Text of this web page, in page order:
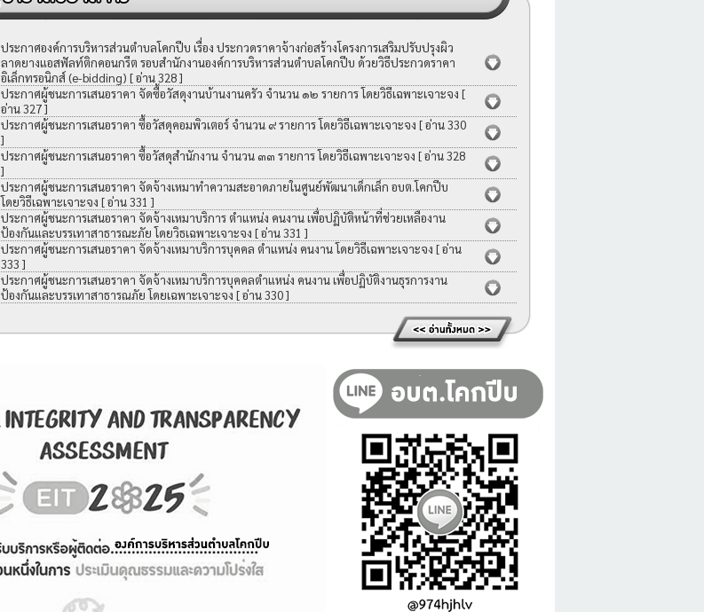
ประกาศองค์การบริหารส่วนตำบลโคกปีบ เรื่อง ประกวดราคาจ้างก่อสร้างโครงการเสริมปรับปรุงผิว
ลาดยางแอสฟัลท์ติกคอนกรีต รอบสำนักงานองค์การบริหารส่วนตำบลโคกปีบ ด้วยวิธีประกวดราคา
อิเล็กทรอนิกส์ (e-bidding) [ อ่าน 328 ]
ประกาศผู้ชนะการเสนอราคา จัดซื้อวัสดุงานบ้านงานครัว จำนวน ๑๒ รายการ โดยวิธีเฉพาะเจาะจง [
อ่าน 327 ]
ประกาศผู้ชนะการเสนอราคา ซื้อวัสดุคอมพิวเตอร์ จำนวน ๙ รายการ โดยวิธีเฉพาะเจาะจง [ อ่าน 330
]
ประกาศผู้ชนะการเสนอราคา ซื้อวัสดุสำนักงาน จำนวน ๓๓ รายการ โดยวิธีเฉพาะเจาะจง [ อ่าน 328
]
ประกาศผู้ชนะการเสนอราคา จัดจ้างเหมาทำความสะอาดภายในศูนย์พัฒนาเด็กเล็ก อบต.โคกปีบ
โดยวิธีเฉพาะเจาะจง [ อ่าน 331 ]
ประกาศผู้ชนะการเสนอราคา จัดจ้างเหมาบริการ ตำแหน่ง คนงาน เพื่อปฏิบัติหน้าที่ช่วยเหลืองาน
ป้องกันและบรรเทาสาธารณะภัย โดยวิธเฉพาะเจาะจง [ อ่าน 331 ]
ประกาศผู้ชนะการเสนอราคา จัดจ้างเหมาบริการบุคคล ตำแหน่ง คนงาน โดยวิธีเฉพาะเจาะจง [ อ่าน
333 ]
ประกาศผู้ชนะการเสนอราคา จัดจ้างเหมาบริการบุคคลตำแหน่ง คนงาน เพื่อปฏิบัติงานธุรการงาน
ป้องกันและบรรเทาสาธารณภัย โดยเฉพาะเจาะจง [ อ่าน 330 ]